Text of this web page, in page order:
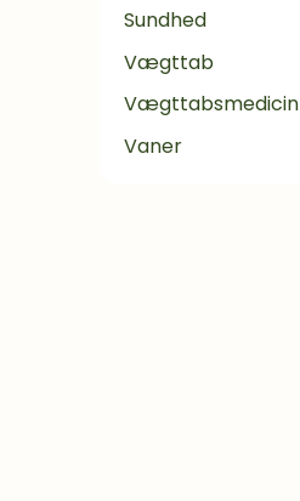
Sundhed
Vægttab
Vægttabsmedicin
Vaner